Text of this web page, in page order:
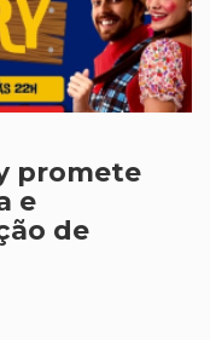
promete
e
de